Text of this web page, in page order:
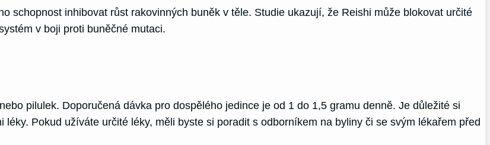
schopnost inhibovat růst rakovinných buněk v těle. Studie ukazují, že Reishi může blokovat určité
v boji proti buněčné mutaci.
pilulek. Doporučená dávka pro dospělého jedince je od 1 do 1,5 gramu denně. Je důležité si
Pokud užíváte určité léky, měli byste si poradit s odborníkem na byliny či se svým lékařem před